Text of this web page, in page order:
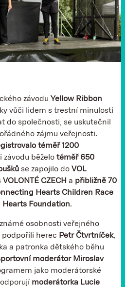
závodu Yellow Ribbon
vůči lidem s trestní minulostí
do společnosti, se uskutečnil
zájmu veřejnosti.
téměř 1200
závodu běželo téměř 650
se zapojilo do VOL
VOLONTÉ CZECH a přibližně 70
Hearts Children Race
Foundation.
osobnosti veřejného
podpořili herec Petr Čtvrtníček,
a patronka dětského běhu
moderátor Miroslav
jako moderátorské
moderátorka Lucie